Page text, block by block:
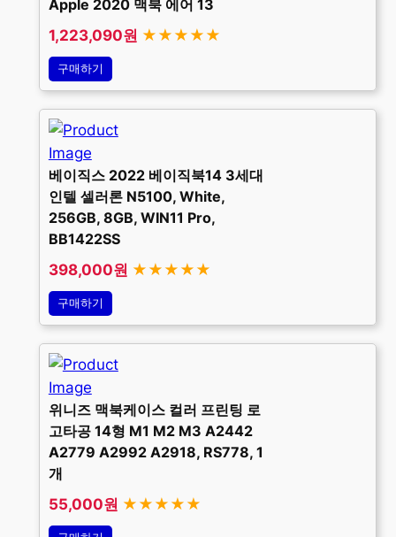
Apple 2020 맥북 에어 13
1,223,090원 ★★★★★
구매하기
베이직스 2022 베이직북14 3세대
인텔 셀러론 N5100, White,
256GB, 8GB, WIN11 Pro,
BB1422SS
398,000원 ★★★★★
구매하기
위니즈 맥북케이스 컬러 프린팅 로
고타공 14형 M1 M2 M3 A2442
A2779 A2992 A2918, RS778, 1
개
55,000원 ★★★★★